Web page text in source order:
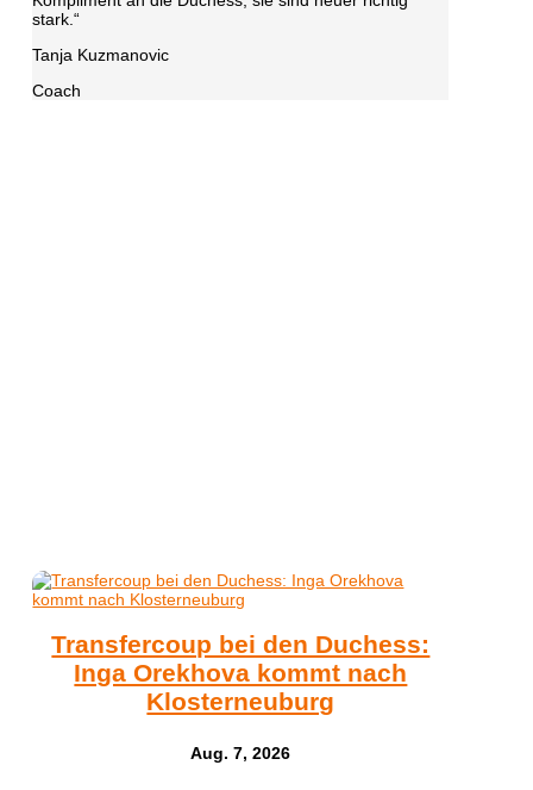
stark.“
Tanja Kuzmanovic
Coach
Transfercoup bei den Duchess:
Inga Orekhova kommt nach
Klosterneuburg
Aug. 7, 2026